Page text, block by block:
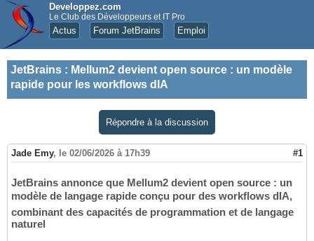
Developpez.com
Le Club des Développeurs et IT Pro
Actus Forum JetBrains Emploi
JetBrains : Mellum2 devient open source : un modèle
rapide pour les workflows dIA
Répondre à la discussion
Jade Emy, le 02/06/2026 à 17h39 #1
JetBrains annonce que Mellum2 devient open source : un
modèle de langage rapide conçu pour des workflows dIA,
combinant des capacités de programmation et de langage
naturel